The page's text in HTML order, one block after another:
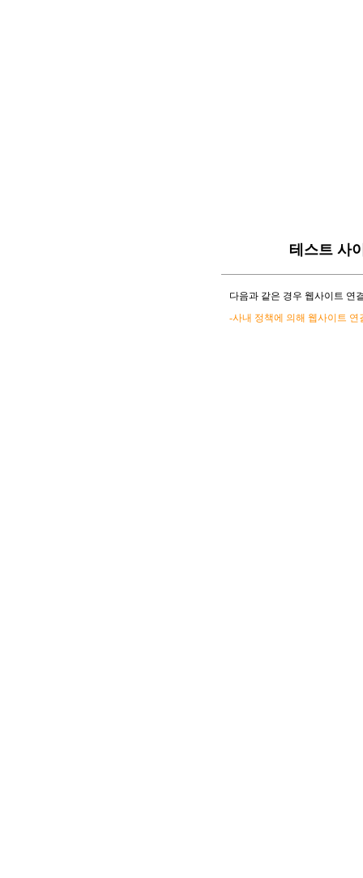
테스트 사
다음과 같은 경우 웹사이트 연
-사내 정책에 의해 웹사이트